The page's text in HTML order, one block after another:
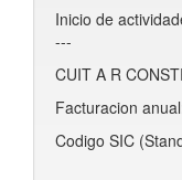
Inicio de
---
CUIT A R
Facturacion
Codigo SIC